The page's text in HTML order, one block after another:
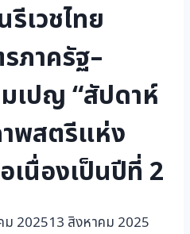
เวชไทย
ภาครัฐ–
เปญ “สัปดาห์
พสตรีแห่ง
เนื่องเป็นปีที่ 2
ม 202513 สิงหาคม 2025